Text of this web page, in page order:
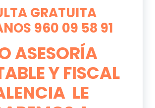
GRATUITA
960 09 58 91
ASESORÍA
Y FISCAL
LE